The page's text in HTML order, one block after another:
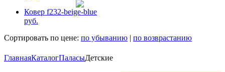
Ковер f232-beige-blue
руб.
Сортировать по цене: по убыванию по возврастанию
ГлавнаяКаталогПаласыДетские